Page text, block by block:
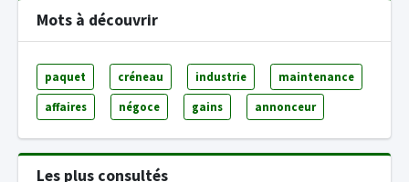
Mots à découvrir
paquet créneau industrie maintenance
affaires négoce gains annonceur
Les plus consultés